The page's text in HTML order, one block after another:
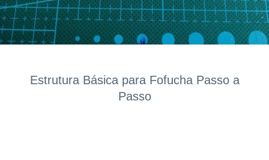
Estrutura Básica para Fofucha Passo a
Passo